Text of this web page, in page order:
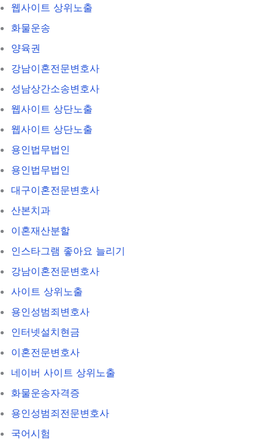
웹사이트 상위노출
화물운송
양육권
강남이혼전문변호사
성남상간소송변호사
웹사이트 상단노출
웹사이트 상단노출
용인법무법인
용인법무법인
대구이혼전문변호사
산본치과
이혼재산분할
인스타그램 좋아요 늘리기
강남이혼전문변호사
사이트 상위노출
용인성범죄변호사
인터넷설치현금
이혼전문변호사
네이버 사이트 상위노출
화물운송자격증
용인성범죄전문변호사
국어시험